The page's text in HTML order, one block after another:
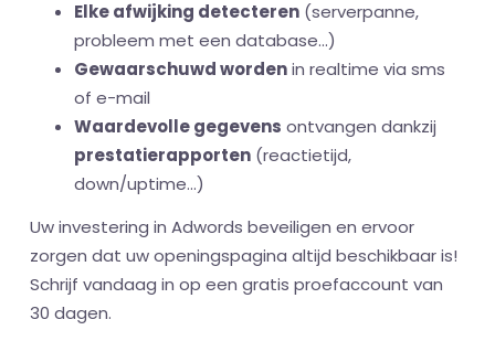
Elke afwijking detecteren (serverpanne,
probleem met een database...)
Gewaarschuwd wordenin realtime via sms
of e-mail
Waardevolle gegevens ontvangen dankzij
prestatierapporten (reactietijd,
down/uptime...)
Uw investering in Adwords beveiligen en ervoor
zorgen dat uw openingspagina altijd beschikbaar is!
Schrijf vandaag in op een gratis proefaccount van
30 dagen.